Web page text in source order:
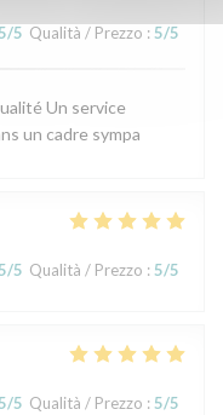
/5 Qualità / Prezzo : 5/5
Un service
un cadre sympa
/5 Qualità / Prezzo : 5/5
/5 Qualità / Prezzo : 5/5